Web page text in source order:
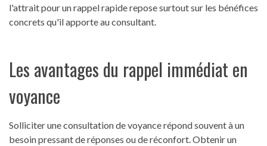
l'attrait pour un rappel rapide repose surtout sur les bénéfices
concrets qu'il apporte au consultant.
Les avantages du rappel immédiat en
voyance
Solliciter une consultation de voyance répond souvent à un
besoin pressant de réponses ou de réconfort. Obtenir un